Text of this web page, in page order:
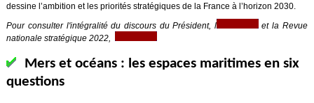
dessine l’ambition et les priorités stratégiques de la France à l’horizon 2030.
Pour consulter l'intégralité du discours du Président, l
et la Revue
nationale stratégique 2022,
Mers et océans : les espaces maritimes en six
questions